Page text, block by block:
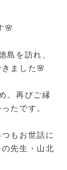
🌸
島を訪れ、
ました🌸
。再びご縁
たです。
もお世話に
先生・山北